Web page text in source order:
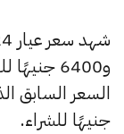
جنيهًا للشراء.